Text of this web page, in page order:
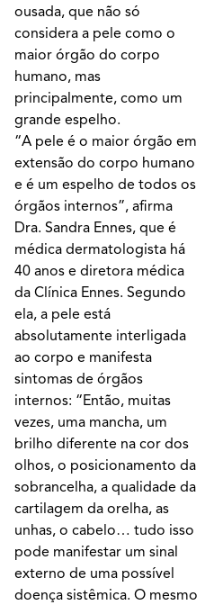
ousada, que não só
considera a pele como o
maior órgão do corpo
humano, mas
principalmente, como um
grande espelho.
“A pele é o maior órgão em
extensão do corpo humano
e é um espelho de todos os
órgãos internos”, afirma
Dra. Sandra Ennes, que é
médica dermatologista há
40 anos e diretora médica
da Clínica Ennes. Segundo
ela, a pele está
absolutamente interligada
ao corpo e manifesta
sintomas de órgãos
internos: “Então, muitas
vezes, uma mancha, um
brilho diferente na cor dos
olhos, o posicionamento da
sobrancelha, a qualidade da
cartilagem da orelha, as
unhas, o cabelo… tudo isso
pode manifestar um sinal
externo de uma possível
doença sistêmica. O mesmo